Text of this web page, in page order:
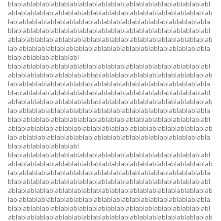
blablablablablablablablablablablablablablablablablablablablablabl
ablablablablablablablablablablablablablablablablablablablablablab
lablablablablablablablablablablablablablablablablablablablablabla
blablablablablablablablablablablablablablablablablablablablablabl
ablablablablablablablablablablablablablablablablablablablablablab
lablablablablablablablablablablablablablablablablablablablablabla
blablablablablablablabl
blablablablablablablablablablablablablablablablablablablablablabl
ablablablablablablablablablablablablablablablablablablablablablab
lablablablablablablablablablablablablablablablablablablablablabla
blablablablablablablablablablablablablablablablablablablablablabl
ablablablablablablablablablablablablablablablablablablablablablab
lablablablablablablablablablablablablablablablablablablablablabla
blablablablablablablablablablablablablablablablablablablablablabl
ablablablablablablablablablablablablablablablablablablablablablab
lablablablablablablablablablablablablablablablablablablablablabla
blablablablablablablabl
blablablablablablablablablablablablablablablablablablablablablabl
ablablablablablablablablablablablablablablablablablablablablablab
lablablablablablablablablablablablablablablablablablablablablabla
blablablablablablablablablablablablablablablablablablablablablabl
ablablablablablablablablablablablablablablablablablablablablablab
lablablablablablablablablablablablablablablablablablablablablabla
blablablablablablablablablablablablablablablablablablablablablabl
ablablablablablablablablablablablablablablablablablablablablablab